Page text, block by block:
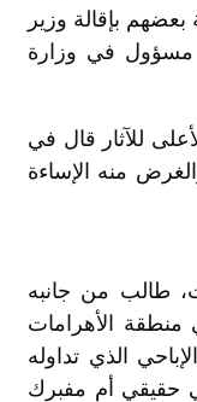
بإقالة وزير
مسؤول في وزارة
للآثار قال في
منه الإساءة
طالب من جانبه
منطقة الأهرامات
الذي تداوله
حقيقي أم مفبرك